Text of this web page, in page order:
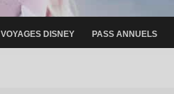
VOYAGES DISNEY PASS ANNUELS